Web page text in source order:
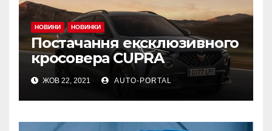
НОВИНИ НОВИНКИ
Постачання ексклюзивного
кросовера CUPRA
Formentor VZ5 почнеться в
листопаді
ЖОВ 22, 2021 AUTO-PORTAL